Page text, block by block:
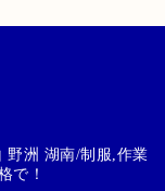
野洲 湖南/制服,作業
で！